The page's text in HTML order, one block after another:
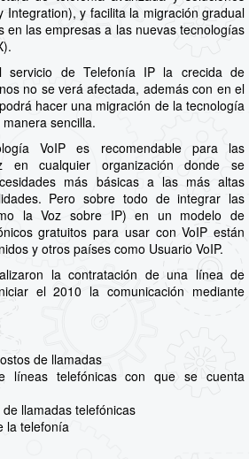
Integration), y facilita la migración gradual
en las empresas a las nuevas tecnologías
servicio de Telefonía IP la crecida de
no se verá afectada, además con en el
hacer una migración de la tecnología
sencilla.
VoIP es recomendable para las
en cualquier organización donde se
más básicas a las más altas
Pero sobre todo de integrar las
la Voz sobre IP) en un modelo de
gratuitos para usar con VoIP están
y otros países como Usuario VoIP.
la contratación de una línea de
el 2010 la comunicación mediante
de llamadas
telefónicas con que se cuenta
llamadas telefónicas
la telefonía